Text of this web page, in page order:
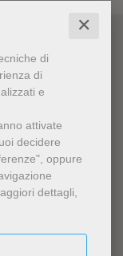
✕
di
di
e
attivate
decidere
oppure
dettagli,